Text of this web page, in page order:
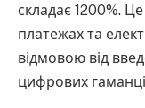
складає 1200%.
платежах та
відмовою від
цифрових